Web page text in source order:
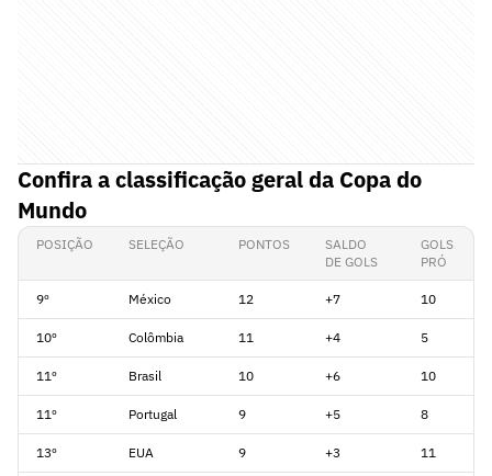
Confira a classificação geral da Copa do
Mundo
POSIÇÃO SELEÇÃO PONTOS
SALDO
DE GOLS
GOLS
PRÓ
9º México 12 +7 10
10º Colômbia 11 +4 5
11º Brasil 10 +6 10
11º Portugal 9 +5 8
13º EUA 9 +3 11